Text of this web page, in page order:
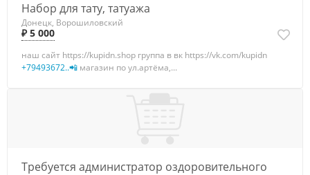
Набор для тату, татуажа
Донецк, Ворошиловский
₽ 5 000
наш сайт https://kupidn.shop группа в вк https://vk.com/kupidn
+79493672..📲 магазин по ул.артёма,...
Требуется администратор оздоровительного